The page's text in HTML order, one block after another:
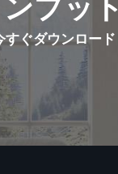
プット
すぐダウンロード